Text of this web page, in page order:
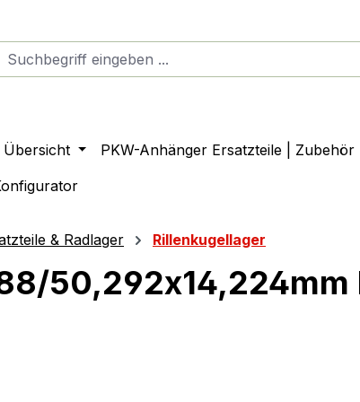
Übersicht PKW-Anhänger Ersatzteile | Zubehör
& Radlager Rillenkugellager
50,292x14,224mm